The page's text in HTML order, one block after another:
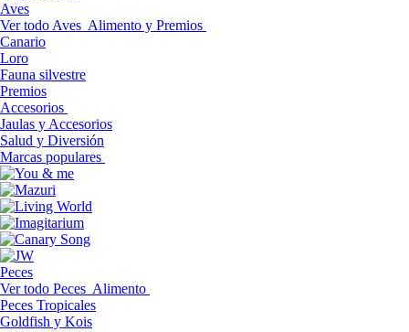
Aves
Ver todo Aves Alimento y Premios
Canario
Loro
Fauna silvestre
Premios
Accesorios
Jaulas y Accesorios
Salud y Diversión
Marcas populares
Peces
Ver todo Peces Alimento
Peces Tropicales
Goldfish y Kois